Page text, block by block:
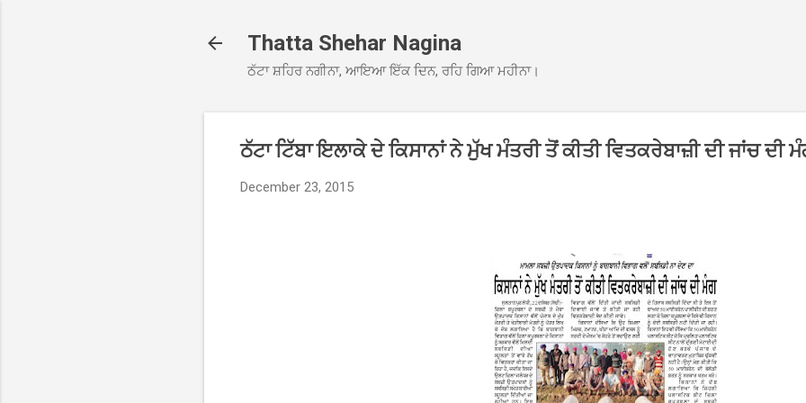
Thatta Shehar Nagina
ਠੱਟਾ ਸ਼ਹਿਰ ਨਗੀਨਾ, ਆਇਆ ਇੱਕ ਦਿਨ, ਰਹਿ ਗਿਆ ਮਹੀਨਾ।
ਠੱਟਾ ਟਿੱਬਾ ਇਲਾਕੇ ਦੇ ਕਿਸਾਨਾਂ ਨੇ ਮੁੱਖ ਮੰਤਰੀ ਤੋਂ ਕੀਤੀ ਵਿਤਕਰੇਬਾਜ਼ੀ ਦੀ ਜਾਂਚ ਦੀ
December 23, 2015